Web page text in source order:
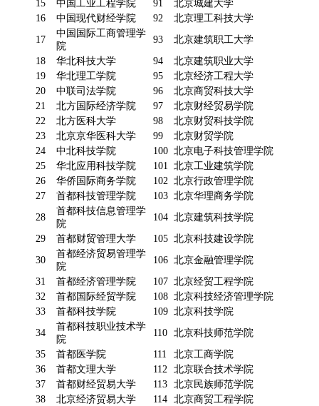
15
中国工业工程学院 91
北京城建大学
16
中国现代财经学院 92
北京理工科技大学
17
中国国际工商管理学
院
93
北京建筑职工大学
18
华北科技大学 94
北京建筑职业大学
19
华北理工学院 95
北京经济工程大学
20
中联司法学院 96
北京商贸科技大学
21
北方国际经济学院 97
北京财经贸易学院
22
北方医科大学 98
北京财贸科技学院
23
北京京华医科大学 99
北京财贸学院
24
中北科技学院 100 北京电子科技管理学院
25
华北应用科技学院 101 北京工业建筑学院
26
华侨国际商务学院 102 北京行政管理学院
27
首都科技管理学院 103 北京华理商务学院
28
首都科技信息管理学
院
104 北京建筑科技学院
29
首都财贸管理大学 105 北京科技建设学院
30
首都经济贸易管理学
院
106 北京金融管理学院
31
首都经济管理学院 107 北京经贸工程学院
32
首都国际经贸学院 108 北京科技经济管理学院
33
首都科技学院 109 北京科技学院
34
首都科技职业技术学
院
110 北京科技师范学院
35
首都医学院 111
北京工商学院
36
首都文理大学 112 北京联合技术学院
37
首都财经贸易大学 113 北京民族师范学院
38
北京经济贸易大学 114 北京商贸工程学院